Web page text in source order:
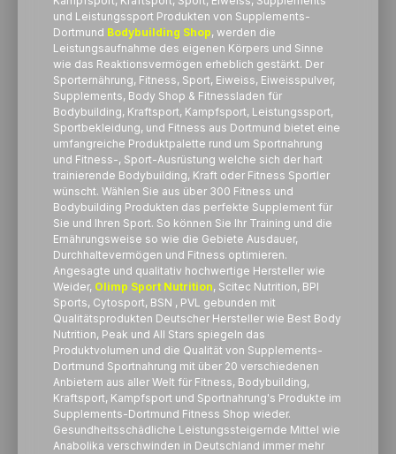
und Leistungssport Produkten von Supplements-
Dortmund Bodybuilding Shop, werden die
Leistungsaufnahme des eigenen Körpers und Sinne
wie das Reaktionsvermögen erheblich gestärkt. Der
Sporternährung, Fitness, Sport, Eiweiss, Eiweisspulver,
Supplements, Body Shop & Fitnessladen für
Bodybuilding, Kraftsport, Kampfsport, Leistungssport,
Sportbekleidung, und Fitness aus Dortmund bietet eine
umfangreiche Produktpalette rund um Sportnahrung
und Fitness-, Sport-Ausrüstung welche sich der hart
trainierende Bodybuilding, Kraft oder Fitness Sportler
wünscht. Wählen Sie aus über 300 Fitness und
Bodybuilding Produkten das perfekte Supplement für
Sie und Ihren Sport. So können Sie Ihr Training und die
Ernährungsweise so wie die Gebiete Ausdauer,
Durchhaltevermögen und Fitness optimieren.
Angesagte und qualitativ hochwertige Hersteller wie
Weider, Olimp Sport Nutrition, Scitec Nutrition, BPI
Sports, Cytosport, BSN , PVL gebunden mit
Qualitätsprodukten Deutscher Hersteller wie Best Body
Nutrition, Peak und All Stars spiegeln das
Produktvolumen und die Qualität von Supplements-
Dortmund Sportnahrung mit über 20 verschiedenen
Anbietern aus aller Welt für Fitness, Bodybuilding,
Kraftsport, Kampfsport und Sportnahrung's Produkte im
Supplements-Dortmund Fitness Shop wieder.
Gesundheitsschädliche Leistungssteigernde Mittel wie
Anabolika verschwinden in Deutschland immer mehr